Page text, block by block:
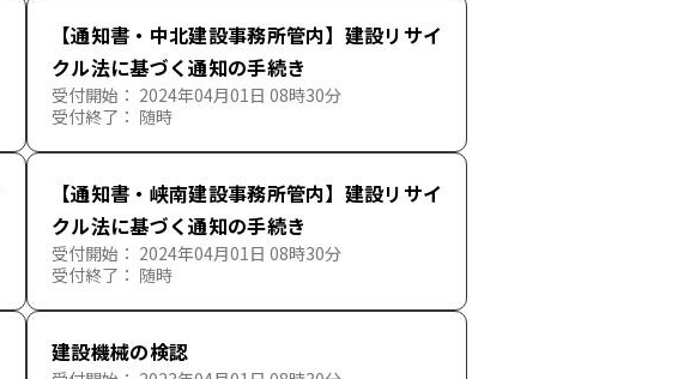
【通知書・中北建設事務所管内】建設リサイ
クル法に基づく通知の手続き
受付開始： 2024年04月01日 08時30分
受付終了： 随時
【通知書・峡南建設事務所管内】建設リサイ
クル法に基づく通知の手続き
受付開始： 2024年04月01日 08時30分
受付終了： 随時
建設機械の検認